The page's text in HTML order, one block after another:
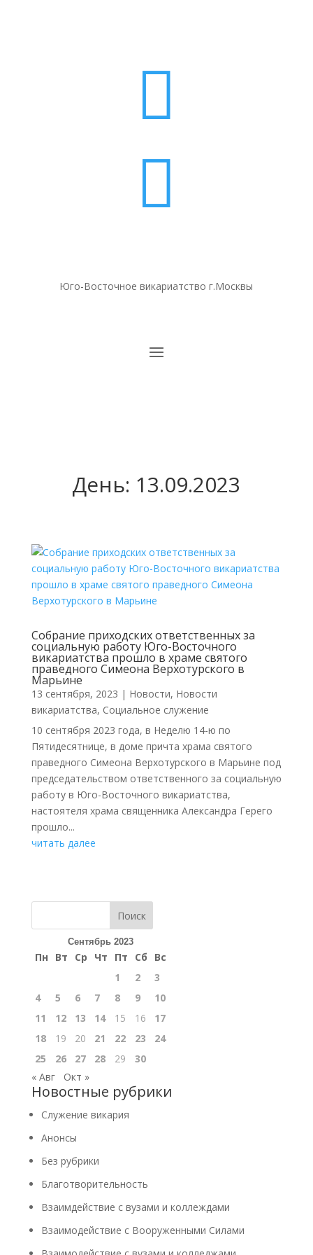


Юго-Восточное викариатство г.Москвы
День: 13.09.2023
Собрание приходских ответственных за
социальную работу Юго-Восточного
викариатства прошло в храме святого
праведного Симеона Верхотурского в
Марьине
13 сентября, 2023 | Новости, Новости
викариатства, Социальное служение
10 сентября 2023 года, в Неделю 14-ю по
Пятидесятнице, в доме причта храма святого
праведного Симеона Верхотурского в Марьине под
председательством ответственного за социальную
работу в Юго-Восточного викариатства,
настоятеля храма священника Александра Герего
прошло...
читать далее
Поиск
Сентябрь 2023
Пн Вт Ср Чт Пт Сб
Вс
1
2
3
4
5 6 7 8 9
10
11
12 13 14 15 16
17
18
19 20 21 22 23
24
25
26 27 28 29
30
« Авг
Окт »
Новостные рубрики
Cлужение викария
Анонсы
Без рубрики
Благотворительность
Взаимдействие с вузами и коллеждами
Взаимодействие с Вооруженными Силами